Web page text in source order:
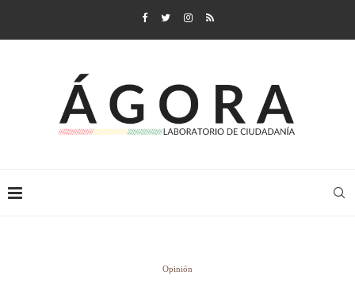
Opinión